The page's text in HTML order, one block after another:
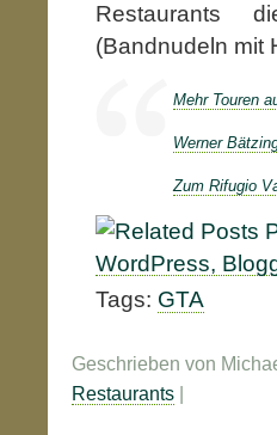
Restaurants
(Bandnudeln mit
Mehr Touren
Werner
Zum Rifugio
Tags: GTA
Geschrieben von
Restaurants |